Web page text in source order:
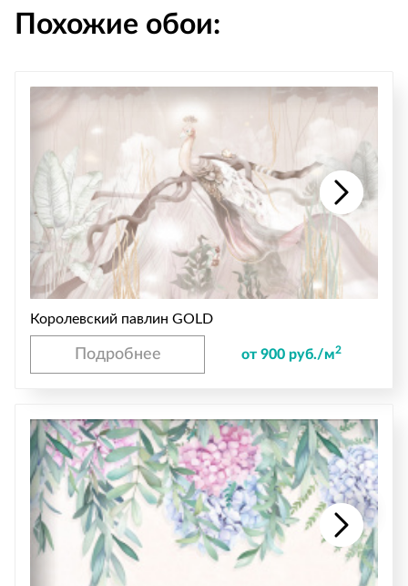
Похожие обои:
Королевский павлин GOLD
Подробнее от 900 руб./м2